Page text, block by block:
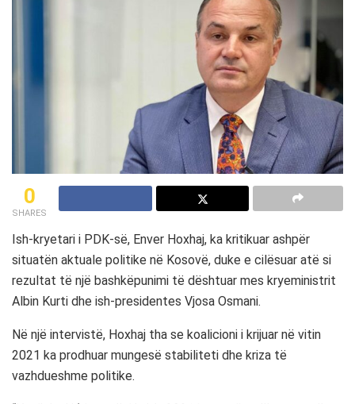
0
SHARES
Ish-kryetari i PDK-së, Enver Hoxhaj, ka kritikuar ashpër
situatën aktuale politike në Kosovë, duke e cilësuar atë si
rezultat të një bashkëpunimi të dështuar mes kryeministrit
Albin Kurti dhe ish-presidentes Vjosa Osmani.
Në një intervistë, Hoxhaj tha se koalicioni i krijuar në vitin
2021 ka prodhuar mungesë stabiliteti dhe kriza të
vazhdueshme politike.